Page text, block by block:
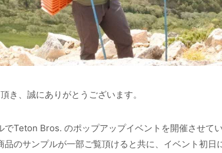
き、誠にありがとうございます。
Teton Bros. のポップアップイベントを開催させてい
品のサンプルが一部ご覧頂けると共に、イベント初